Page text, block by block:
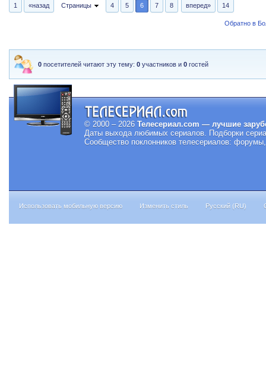
1 «назад Страницы 4 5 6 7 8 вперед» 14
Обратно в
0 посетителей читают эту тему:0 участников и0 гостей
© 2000 – 2026 Телесериал.com — лучшие
Даты выхода любимых сериалов. Подборки
Сообщество поклонников телесериалов:
Использовать мобильную версию Изменить стиль Русский (RU)